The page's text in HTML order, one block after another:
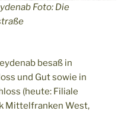
Foto: Die
besaß in
und Gut sowie in
(heute: Filiale
Mittelfranken West,